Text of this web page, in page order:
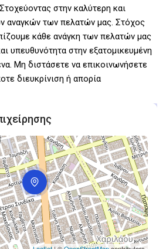
στην καλύτερη και
αναγκών των πελατών μας. Στόχος
κάθε ανάγκη των πελατών μας
υπευθυνότητα στην εξατομικευμένη
Μη διστάσετε να επικοινωνήσετε
διευκρίνιση ή απορία